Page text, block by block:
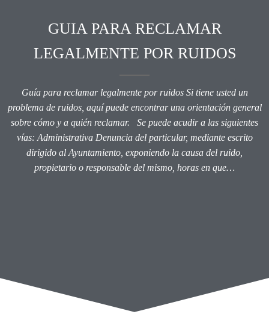
GUIA PARA RECLAMAR
LEGALMENTE POR RUIDOS
Guía para reclamar legalmente por ruidos Si tiene usted un
problema de ruidos, aquí puede encontrar una orientación general
sobre cómo y a quién reclamar. Se puede acudir a las siguientes
vías: Administrativa Denuncia del particular, mediante escrito
dirigido al Ayuntamiento, exponiendo la causa del ruido,
propietario o responsable del mismo, horas en que…